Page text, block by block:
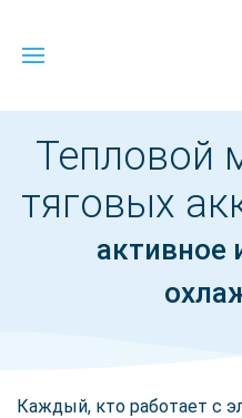
Тепловой
тяговых
активное
Каждый, кто работает с